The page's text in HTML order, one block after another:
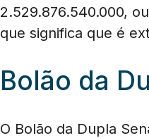
2.529.876.540.000,
que significa que é
Bolão da
O Bolão da Dupla